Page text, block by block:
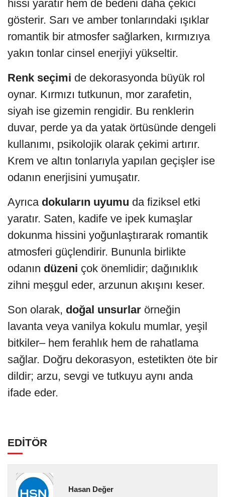
hissi yaratır hem de bedeni daha çekici
gösterir. Sarı ve amber tonlarındaki ışıklar
romantik bir atmosfer sağlarken, kırmızıya
yakın tonlar cinsel enerjiyi yükseltir.
Renk seçimi de dekorasyonda büyük rol
oynar. Kırmızı tutkunun, mor zarafetin,
siyah ise gizemin rengidir. Bu renklerin
duvar, perde ya da yatak örtüsünde dengeli
kullanımı, psikolojik olarak çekimi artırır.
Krem ve altın tonlarıyla yapılan geçişler ise
odanın enerjisini yumuşatır.
Ayrıca dokuların uyumu da fiziksel etki
yaratır. Saten, kadife ve ipek kumaşlar
dokunma hissini yoğunlaştırarak romantik
atmosferi güçlendirir. Bununla birlikte
odanın düzeni çok önemlidir; dağınıklık
zihni meşgul eder, arzunun akışını keser.
Son olarak, doğal unsurlar örneğin
lavanta veya vanilya kokulu mumlar, yeşil
bitkiler– hem ferahlık hem de rahatlama
sağlar. Doğru dekorasyon, estetikten öte bir
dildir; arzu, sevgi ve tutkuyu aynı anda
ifade eder.
EDİTÖR
Hasan Değer